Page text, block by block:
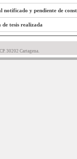
notificado y pendiente de
de tesis realizada
30202 Cartagena.